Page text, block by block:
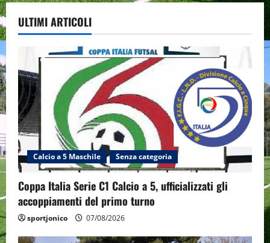
ULTIMI ARTICOLI
Calcio a 5 Maschile Senza categoria
Coppa Italia Serie C1 Calcio a 5, ufficializzati gli
accoppiamenti del primo turno
sportjonico 07/08/2026